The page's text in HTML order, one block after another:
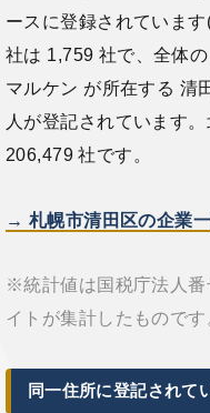
ースに登録されていま
社は 1,759 社で、全体
マルケン が所在する 清
人が登記されています
206,479 社です。
→ 札幌市清田区の企業
※統計値は国税庁法人番
イトが集計したものです
同一住所に登記されて